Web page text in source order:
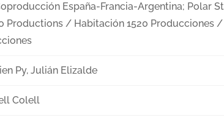
España-Francia-Argentina; Polar
Productions / Habitación 1520 Producciones /
Py, Julián Elizalde
Colell